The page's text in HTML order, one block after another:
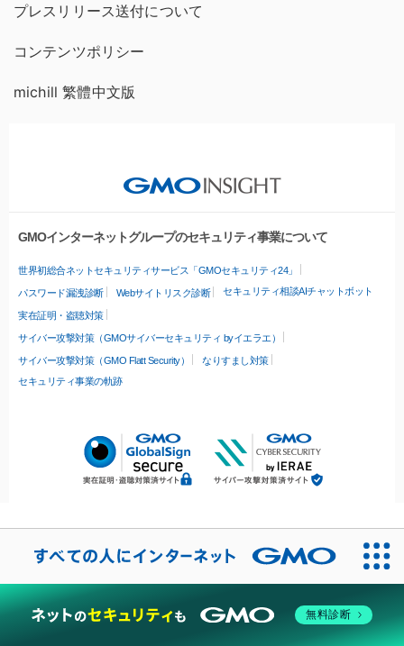
プレスリリース送付について
コンテンツポリシー
michill 繁體中文版
GMOインターネットグループのセキュリティ事業について
世界初総合ネットセキュリティサービス「GMOセキュリティ24」
パスワード漏洩診断 Webサイトリスク診断 セキュリティ相談AIチャットボット
実在証明・盗聴対策
サイバー攻撃対策（GMOサイバーセキュリティ byイエラエ）
サイバー攻撃対策（GMO Flatt Security）
なりすまし対策
セキュリティ事業の軌跡
無料診断